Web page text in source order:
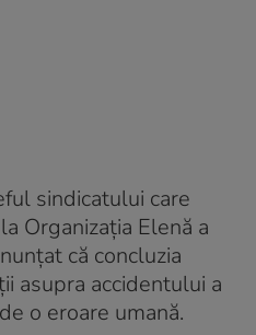
sindicatului care
Organizația Elenă a
că concluzia
asupra accidentului a
o eroare umană.